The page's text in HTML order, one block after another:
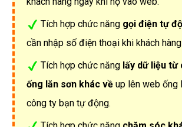
Tích hợp chức năng gọi điện tự
cần nhập số điện thoại khi khách
Tích hợp chức năng lấy dữ liệu từ
ống lăn sơn khác về up lên web ống
công ty bạn tự động.